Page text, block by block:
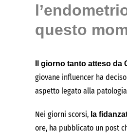
questo
Il giorno tanto atteso da
giovane influencer ha
aspetto legato alla
Nei giorni scorsi, la
ore, ha pubblicato un post